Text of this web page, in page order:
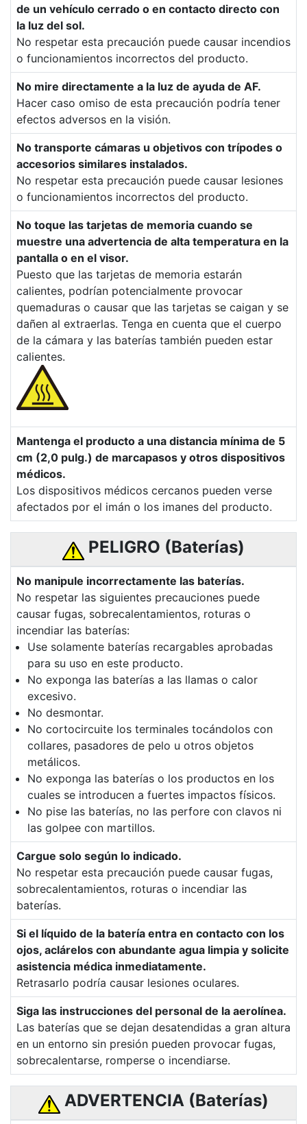
de un vehículo cerrado o en contacto directo con
la luz del sol.
No respetar esta precaución puede causar incendios
o funcionamientos incorrectos del producto.
No mire directamente a la luz de ayuda de AF.
Hacer caso omiso de esta precaución podría tener
efectos adversos en la visión.
No transporte cámaras u objetivos con trípodes o
accesorios similares instalados.
No respetar esta precaución puede causar lesiones
o funcionamientos incorrectos del producto.
No toque las tarjetas de memoria cuando se
muestre una advertencia de alta temperatura en la
pantalla o en el visor.
Puesto que las tarjetas de memoria estarán
calientes, podrían potencialmente provocar
quemaduras o causar que las tarjetas se caigan y se
dañen al extraerlas. Tenga en cuenta que el cuerpo
de la cámara y las baterías también pueden estar
calientes.
Mantenga el producto a una distancia mínima de 5
cm (2,0 pulg.) de marcapasos y otros dispositivos
médicos.
Los dispositivos médicos cercanos pueden verse
afectados por el imán o los imanes del producto.
PELIGRO (Baterías)
No manipule incorrectamente las baterías.
No respetar las siguientes precauciones puede
causar fugas, sobrecalentamientos, roturas o
incendiar las baterías:
Use solamente baterías recargables aprobadas
para su uso en este producto.
No exponga las baterías a las llamas o calor
excesivo.
No desmontar.
No cortocircuite los terminales tocándolos con
collares, pasadores de pelo u otros objetos
metálicos.
No exponga las baterías o los productos en los
cuales se introducen a fuertes impactos físicos.
No pise las baterías, no las perfore con clavos ni
las golpee con martillos.
Cargue solo según lo indicado.
No respetar esta precaución puede causar fugas,
sobrecalentamientos, roturas o incendiar las
baterías.
Si el líquido de la batería entra en contacto con los
ojos, aclárelos con abundante agua limpia y solicite
asistencia médica inmediatamente.
Retrasarlo podría causar lesiones oculares.
Siga las instrucciones del personal de la aerolínea.
Las baterías que se dejan desatendidas a gran altura
en un entorno sin presión pueden provocar fugas,
sobrecalentarse, romperse o incendiarse.
ADVERTENCIA (Baterías)